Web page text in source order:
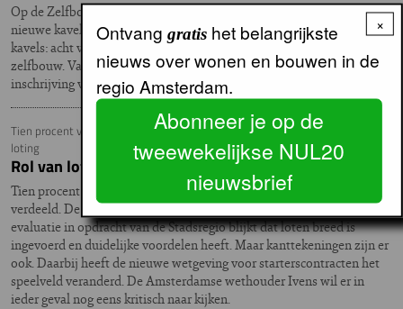
Op de Zelfbouwmarkt 2016 maakte wethouder Laurens Ivens het
nieuwe kavelaanbod bekend. Veel mensen kwamen af op weinig
kavels: acht voor bouwgroepen en 62 kavels voor individuele
zelfbouw. Vanaf januari komen er nog honderden kavels bij als de
inschrijving voor het Centrumeiland van IJburg start.
Tien procent van de woningen wordt verloot, honderden deelnemers per
loting
Rol van loten onderzocht
Tien procent van het woningaanbod op WoningNet wordt via loting
verdeeld. De belangstelling daarvoor is enorm. Uit een recente
evaluatie in opdracht van de Stadsregio blijkt dat loten breed is
ingevoerd en duidelijke voordelen heeft. Maar kanttekeningen zijn er
ook. Daarbij heeft de nieuwe wetgeving voor starterscontracten het
speelveld veranderd. De Amsterdamse wethouder Ivens wil er in
ieder geval nog eens kritisch naar kijken.
×
Ontvang gratishet belangrijkste
nieuws over wonen en bouwen in de
regio Amsterdam.
Abonneer je op de
tweewekelijkse NUL20
nieuwsbrief